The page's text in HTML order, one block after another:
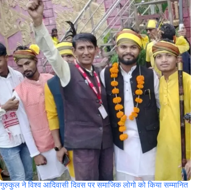
गुरुकुल ने विश्व आदिवासी दिवस पर समाजिक लोगो को किया सम्मानित